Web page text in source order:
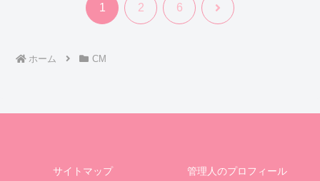
1 2 6 次
ホーム CM
サイトマップ 管理人のプロフィール